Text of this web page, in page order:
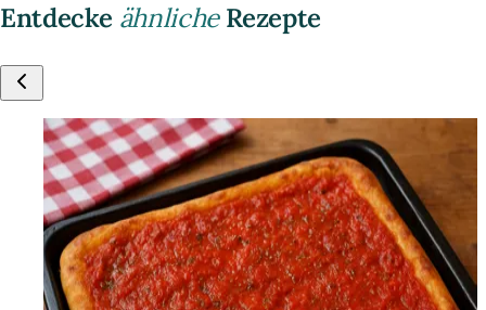
Entdecke ähnlicheRezepte